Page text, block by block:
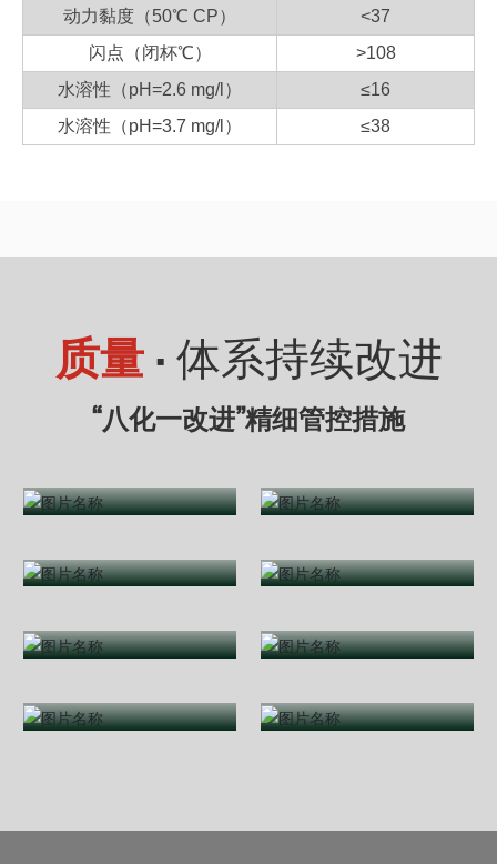
动力黏度（50℃ CP）
<37
闪点（闭杯℃）
>108
水溶性（pH=2.6 mg/l）
≤16
水溶性（pH=3.7 mg/l）
≤38
质量· 体系持续改进
“八化一改进”精细管控措施